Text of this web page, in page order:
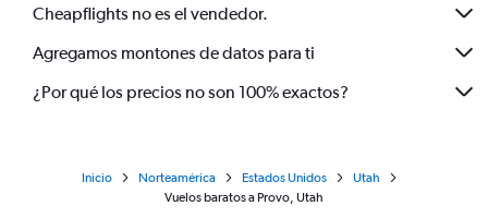
Cheapflights no es el vendedor.
Agregamos montones de datos para ti
¿Por qué los precios no son 100% exactos?
Inicio Norteamérica Estados Unidos
Utah
Vuelos baratos a Provo, Utah